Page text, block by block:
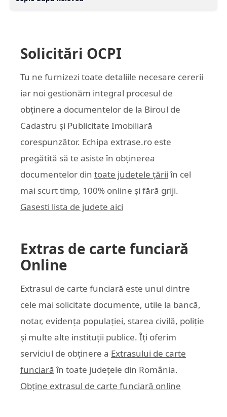
Solicitări OCPI
Tu ne furnizezi toate detaliile necesare cererii
iar noi gestionăm integral procesul de
obținere a documentelor de la Biroul de
Cadastru și Publicitate Imobiliară
corespunzător. Echipa extrase.ro este
pregătită să te asiste în obținerea
documentelor din toate județele țării în cel
mai scurt timp, 100% online și fără griji.
Gasesti lista de judete aici
Extras de carte funciară
Online
Extrasul de carte funciară este unul dintre
cele mai solicitate documente, utile la bancă,
notar, evidența populației, starea civilă, poliție
și multe alte instituții publice. Îți oferim
serviciul de obținere a Extrasului de carte
funciară în toate județele din România.
Obține extrasul de carte funciară online